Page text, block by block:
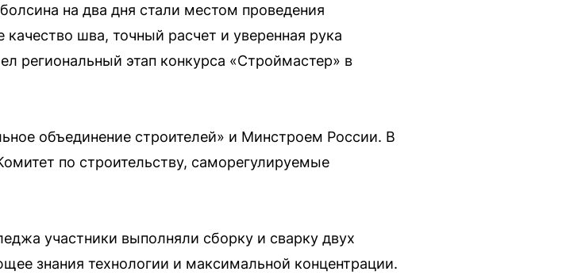
на два дня стали местом проведения
шва, точный расчет и уверенная рука
региональный этап конкурса «Строймастер» в
объединение строителей» и Минстроем России. В
по строительству, саморегулируемые
участники выполняли сборку и сварку двух
знания технологии и максимальной концентрации.